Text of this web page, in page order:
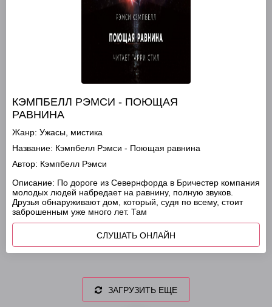
КЭМПБЕЛЛ РЭМСИ - ПОЮЩАЯ
РАВНИНА
Жанр: Ужасы, мистика
Название: Кэмпбелл Рэмси - Поющая равнина
Автор: Кэмпбелл Рэмси
Описание: По дороге из Севернфорда в Бричестер компания
молодых людей набредает на равнину, полную звуков.
Друзья обнаруживают дом, который, судя по всему, стоит
заброшенным уже много лет. Там
СЛУШАТЬ ОНЛАЙН
ЗАГРУЗИТЬ ЕЩЕ